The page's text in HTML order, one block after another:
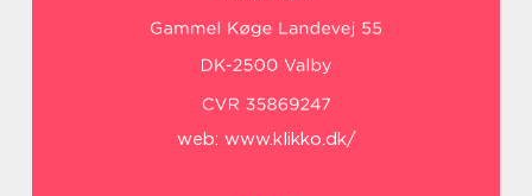
web: www.klikko.dk/